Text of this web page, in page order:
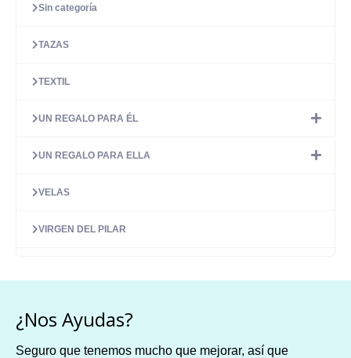
Sin categoría
TAZAS
TEXTIL
UN REGALO PARA ÉL
UN REGALO PARA ELLA
VELAS
VIRGEN DEL PILAR
¿Nos Ayudas?
Seguro que tenemos mucho que mejorar, así que